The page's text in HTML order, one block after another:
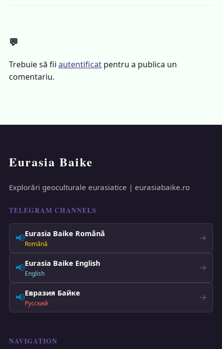
💬
Trebuie să fii autentificatpentru a publica un
comentariu.
Eurasia Baike
Explorări geoculturale eurasiatice | eurasiabaike.ro
TELEGRAM CHANNELS
📢Eurasia Baike Română
Română
→
📢Eurasia Baike English
English
→
📢Евразия Байке
Русский
→
NAVIGATION